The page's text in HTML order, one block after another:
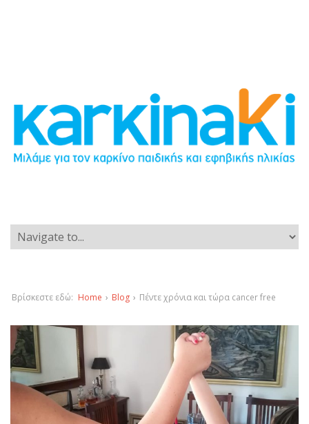
Βρίσκεστε εδώ: Home › Blog › Πέντε χρόνια και τώρα cancer free